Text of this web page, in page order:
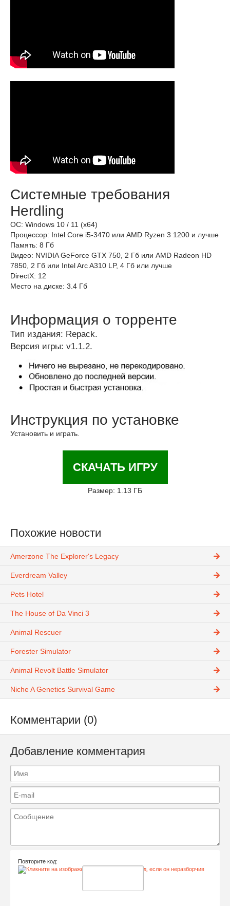
Системные требования
Herdling
ОС: Windows 10 / 11 (x64)
Процессор: Intel Core i5-3470 или AMD Ryzen 3 1200 и лучше
Память: 8 Гб
Видео: NVIDIA GeForce GTX 750, 2 Гб или AMD Radeon HD
7850, 2 Гб или Intel Arc A310 LP, 4 Гб или лучше
DirectX: 12
Место на диске: 3.4 Гб
Информация о торренте
Тип издания: Repack.
Версия игры: v1.1.2.
Инструкция по установке
Установить и играть.
СКАЧАТЬ ИГРУ
Размер: 1.13 ГБ
Похожие новости
Amerzone The Explorer's Legacy
Everdream Valley
Pets Hotel
The House of Da Vinci 3
Animal Rescuer
Forester Simulator
Animal Revolt Battle Simulator
Niche A Genetics Survival Game
Комментарии (0)
Добавление комментария
Повторите код: